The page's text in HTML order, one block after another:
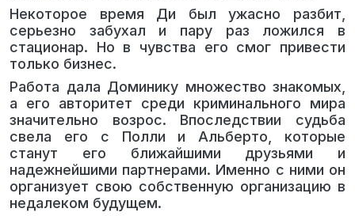
Некоторое время Ди был ужасно разбит,
серьезно забухал и пару раз ложился в
стационар. Но в чувства его смог привести
только бизнес.
Работа дала Доминику множество знакомых,
а его авторитет среди криминального мира
значительно возрос. Впоследствии судьба
свела его с Полли и Альберто, которые
станут его ближайшими друзьями и
надежнейшими партнерами. Именно с ними он
организует свою собственную организацию в
недалеком будущем.